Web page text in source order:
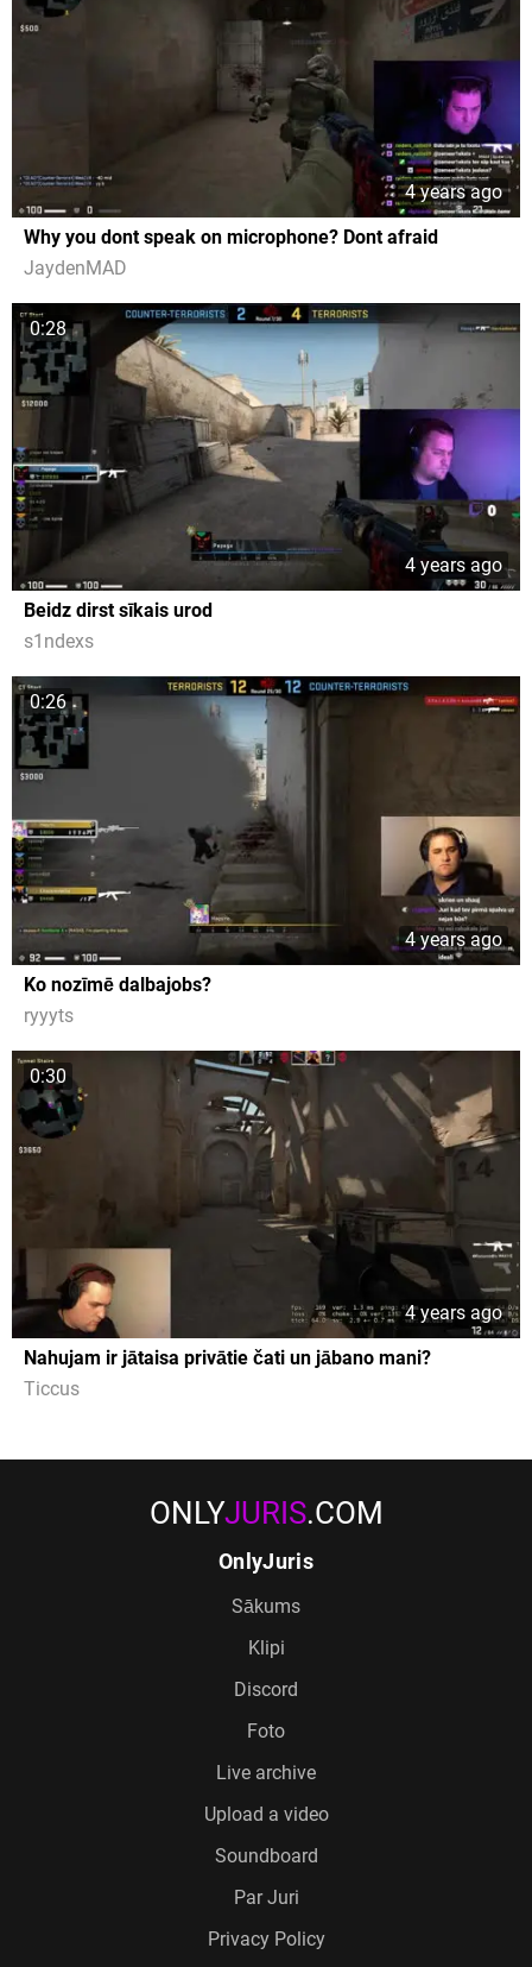
4 years ago
Why you dont speak on microphone? Dont afraid
JaydenMAD
0:28
4 years ago
Beidz dirst sīkais urod
s1ndexs
0:26
4 years ago
Ko nozīmē dalbajobs?
ryyyts
0:30
4 years ago
Nahujam ir jātaisa privātie čati un jābano mani?
Ticcus
ONLYJURIS.COM
OnlyJuris
Sākums
Klipi
Discord
Foto
Live archive
Upload a video
Soundboard
Par Juri
Privacy Policy